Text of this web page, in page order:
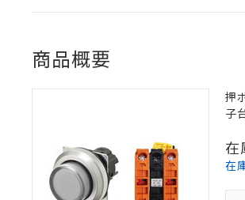
商品概要
押
子
在
在